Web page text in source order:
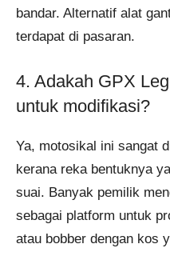
bandar. Alternatif alat
terdapat di pasaran.
4. Adakah GPX
untuk modifikasi?
Ya, motosikal ini sangat
kerana reka bentuknya
suai. Banyak pemilik
sebagai platform untuk
atau bobber dengan kos